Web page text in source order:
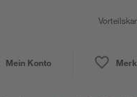
Mein Konto